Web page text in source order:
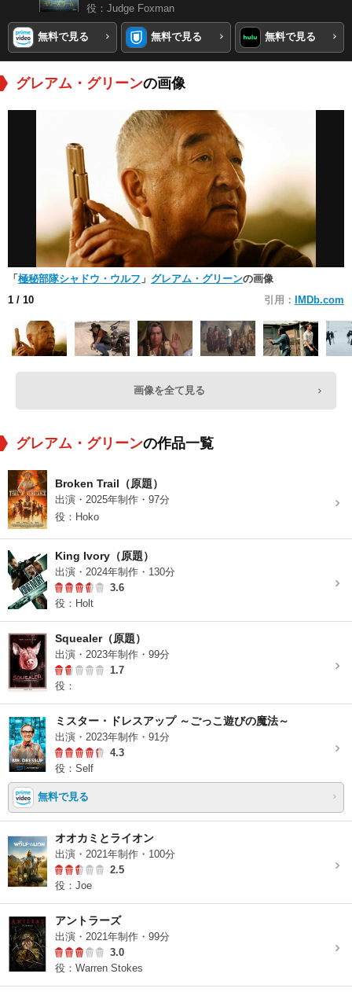
役：Judge Foxman
無料で見る 無料で見る 無料で見る
グレアム・グリーンの画像
「 極秘部隊シャドウ・ウルフ 」 グレアム・グリーンの画像
1 / 10 引用： IMDb.com
画像を全て見る
グレアム・グリーンの作品一覧
Broken Trail（原題）
出演・2025年制作・97分
役：Hoko
King Ivory（原題）
出演・2024年制作・130分
3.6
役：Holt
Squealer（原題）
出演・2023年制作・99分
1.7
役：
ミスター・ドレスアップ ～ごっこ遊びの魔法～
出演・2023年制作・91分
4.3
役：Self
無料で見る
オオカミとライオン
出演・2021年制作・100分
2.5
役：Joe
アントラーズ
出演・2021年制作・99分
3.0
役：Warren Stokes